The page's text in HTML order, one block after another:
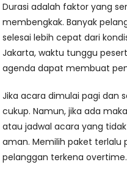
Durasi adalah faktor yang
membengkak. Banyak
selesai lebih cepat dari
Jakarta, waktu tunggu
agenda dapat membuat
Jika acara dimulai pagi dan
cukup. Namun, jika ada
atau jadwal acara yang
aman. Memilih paket
pelanggan terkena overtime.